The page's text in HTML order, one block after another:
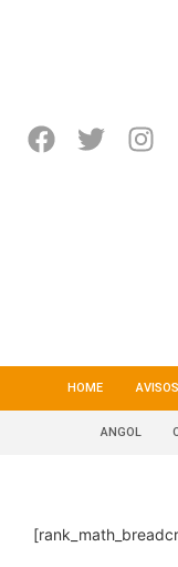
HOME
ANGOL